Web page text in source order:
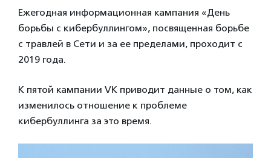
Ежегодная информационная кампания «День
борьбы с кибербуллингом», посвященная борьбе
с травлей в Сети и за ее пределами, проходит с
2019 года.
К пятой кампании VK приводит данные о том, как
изменилось отношение к проблеме
кибербуллинга за это время.